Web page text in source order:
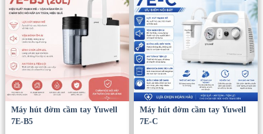
Máy hút đờm cầm tay Yuwell
7E-B5
Máy hút đờm cầm tay Yuwell
7E-C